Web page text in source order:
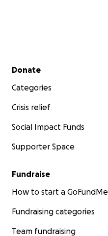
Secondary menu
Donate
Categories
Crisis relief
Social Impact Funds
Supporter Space
Fundraise
How to start a GoFundMe
Fundraising categories
Team fundraising